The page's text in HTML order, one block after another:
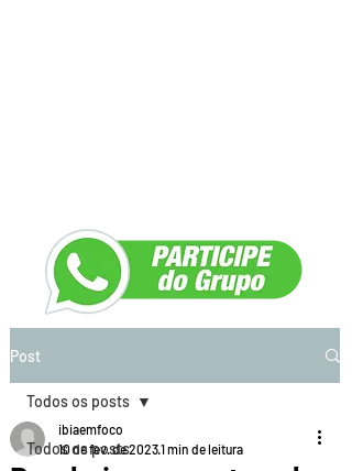
Post
Todos os posts
Todos os posts
ibiaemfoco
10 de fev. de 20231 min de leitura